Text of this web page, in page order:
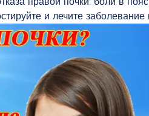
и лечите заболевание